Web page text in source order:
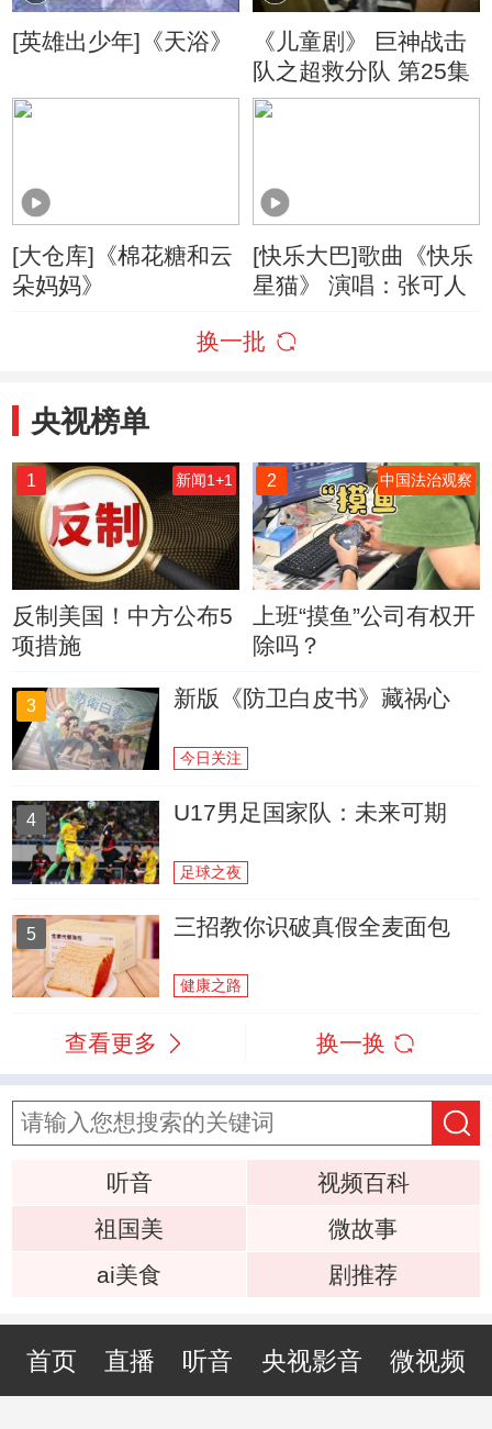
[英雄出少年]《天浴》
《儿童剧》 巨神战击
队之超救分队 第25集
[大仓库]《棉花糖和云
朵妈妈》
[快乐大巴]歌曲《快乐
星猫》 演唱：张可人
换一批
央视榜单
1 新闻1+1
反制美国！中方公布5
项措施
2 中国法治观察
上班“摸鱼”公司有权开
除吗？
3 新版《防卫白皮书》藏祸心
今日关注
4 U17男足国家队：未来可期
足球之夜
5 三招教你识破真假全麦面包
健康之路
查看更多 换一换
听音
视频百科
祖国美
微故事
ai美食
剧推荐
首页 直播 听音 央视影音 微视频